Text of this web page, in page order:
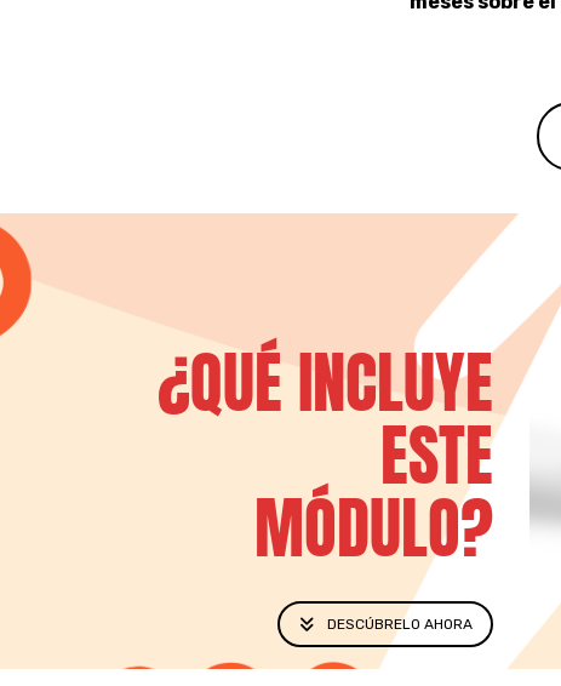
¿QUÉ INCLUYE
ESTE
MÓDULO?
DESCÚBRELO AHORA